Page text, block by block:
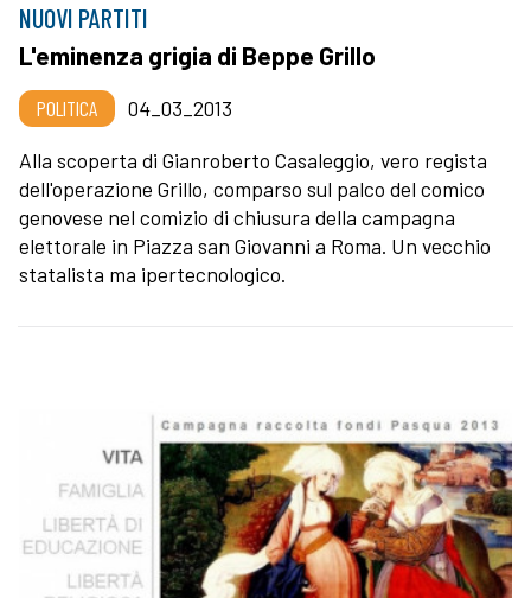
NUOVI PARTITI
L'eminenza grigia di Beppe Grillo
POLITICA
04_03_2013
Alla scoperta di Gianroberto Casaleggio, vero regista
dell'operazione Grillo, comparso sul palco del comico
genovese nel comizio di chiusura della campagna
elettorale in Piazza san Giovanni a Roma. Un vecchio
statalista ma ipertecnologico.